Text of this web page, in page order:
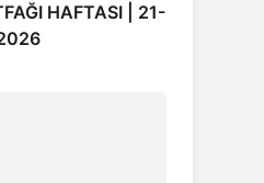
HAFTASI | 21-